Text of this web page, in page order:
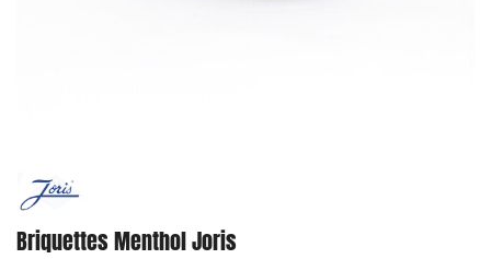
Briquettes Menthol Joris